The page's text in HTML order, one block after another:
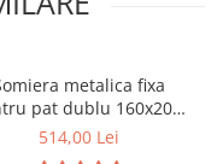
metalica fixa
pat dublu 160x200,
32 lamele lemn
514,00 Lei